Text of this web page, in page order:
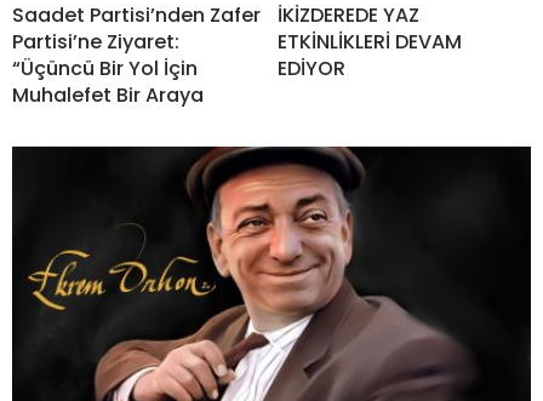
Saadet Partisi’nden Zafer
Partisi’ne Ziyaret:
“Üçüncü Bir Yol İçin
Muhalefet Bir Araya
İKİZDEREDE YAZ
ETKİNLİKLERİ DEVAM
EDİYOR